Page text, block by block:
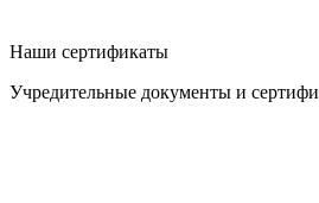
Наши сертификаты
Учредительные документы и